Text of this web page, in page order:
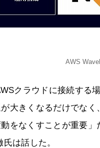
AWS
クラウドに接続する
大きくなるだけでな
をなくすことが重要
は話した。